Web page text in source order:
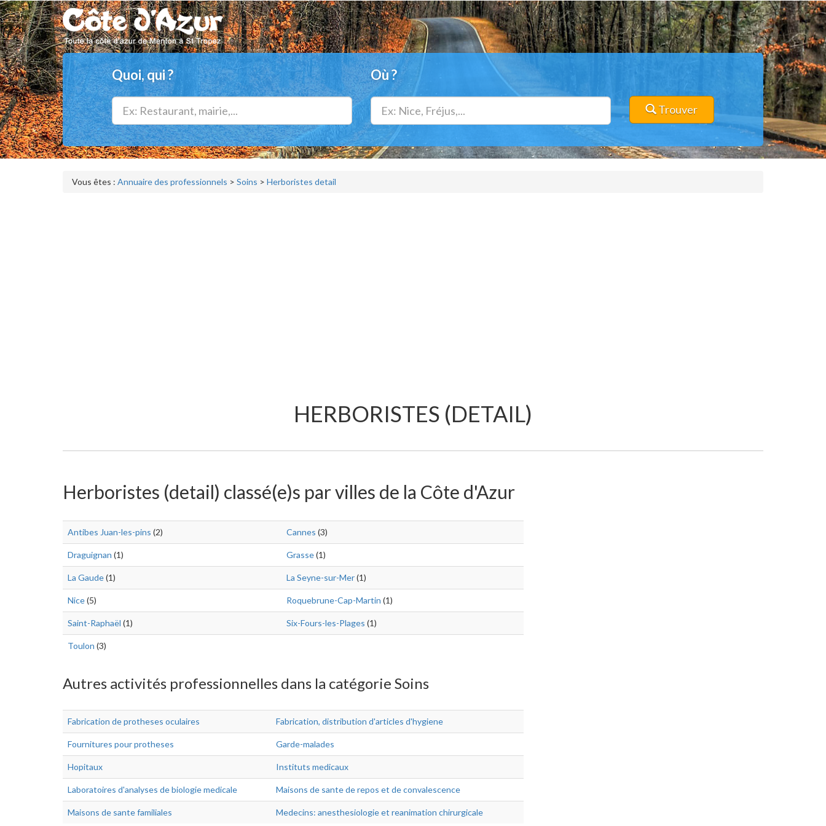
Quoi, qui ? Où ?
Trouver
Vous êtes : Annuaire des professionnels > Soins > Herboristes detail
HERBORISTES (DETAIL)
Herboristes (detail) classé(e)s par villes de la Côte d'Azur
Antibes Juan-les-pins (2) Cannes (3)
Draguignan (1) Grasse(1)
La Gaude(1) La Seyne-sur-Mer(1)
Nice(5) Roquebrune-Cap-Martin (1)
Saint-Raphaël (1) Six-Fours-les-Plages (1)
Toulon (3)
Autres activités professionnelles dans la catégorie Soins
Fabrication de protheses oculaires Fabrication, distribution d'articles d'hygiene
Fournitures pour protheses Garde-malades
Hopitaux Instituts medicaux
Laboratoires d'analyses de biologie medicale Maisons de sante de repos et de convalescence
Maisons de sante familiales Medecins: anesthesiologie et reanimation chirurgicale